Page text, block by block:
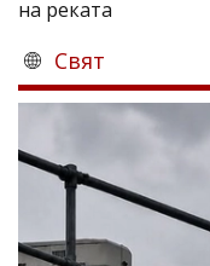
на реката
Свят